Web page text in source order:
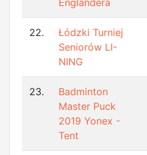
Englandera
22.
Łódzki Turniej
Seniorów LI-
NING
23.
Badminton
Master Puck
2019 Yonex -
Tent